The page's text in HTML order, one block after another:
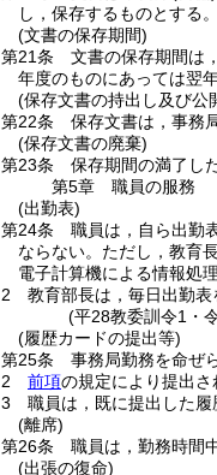
し，保存するものとする。
(文書の保存期間)
第21条
文書の保存期間は，
年度のものにあっては翌
(保存文書の持出し及び公
第22条
保存文書は，事務
(保存文書の廃棄)
第23条
保存期間の満了し
第5章
職員の服務
(出勤表)
第24条
職員は，自ら出勤
ならない。 ただし，教育
電子計算機による情報処
2
教育部長は，毎日出勤表
(平28教委訓令1・
(履歴カードの提出等)
第25条
事務局勤務を命ぜ
2
前項の規定により提出さ
3
職員は，既に提出した
(離席)
第26条
職員は，勤務時間
(出張の復命)